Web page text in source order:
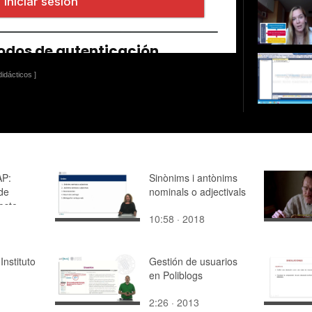
]
de
Sinònims i antònims
nominals o adjectivals
10:58 · 2018
Gestión de usuarios
en Poliblogs
2:26 · 2013